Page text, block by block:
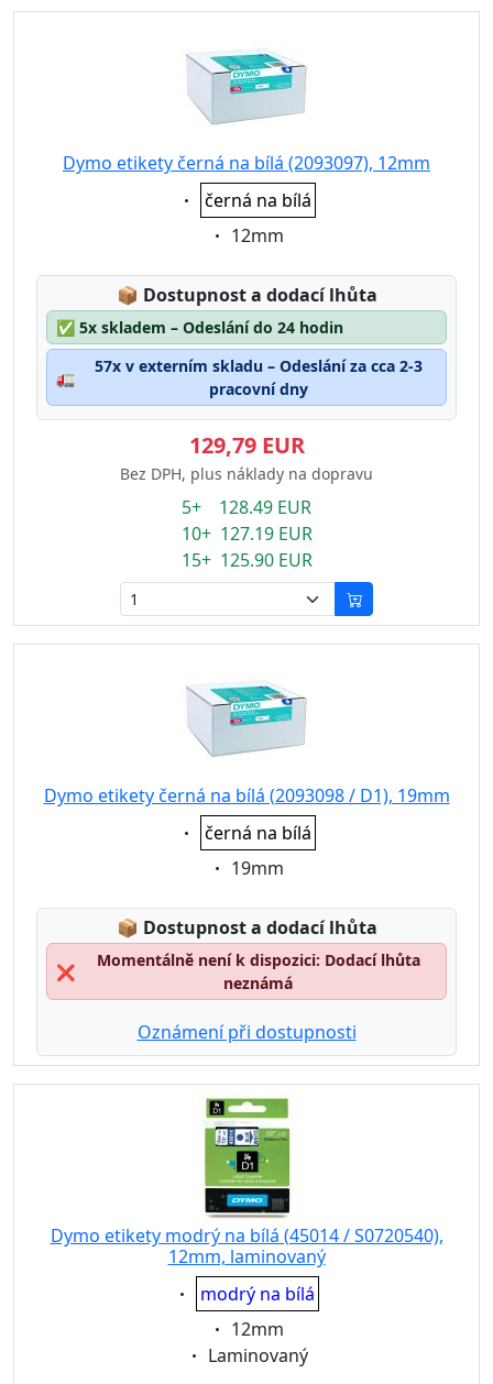
Dymo etikety černá na bílá (2093097), 12mm
Eigenschaft:
černá na bílá
Eigenschaft:
12mm
📦 Lagerstatus:
Dostupnost a dodací lhůta
✅ 5x skladem – Odeslání do 24 hodin
🚛
57x v externím skladu – Odeslání za cca 2-3
pracovní dny
129,79 EUR
Bez DPH, plus náklady na dopravu
5+ 128.49 EUR
10+ 127.19 EUR
15+ 125.90 EUR
Dymo etikety černá na bílá (2093098 / D1), 19mm
Eigenschaft:
černá na bílá
Eigenschaft:
19mm
📦 Lagerstatus:
Dostupnost a dodací lhůta
❌
Momentálně není k dispozici: Dodací lhůta
neznámá
Oznámení při dostupnosti
Dymo etikety modrý na bílá (45014 / S0720540),
12mm, laminovaný
Eigenschaft:
modrý na bílá
Eigenschaft:
12mm
Eigenschaft:
Laminovaný